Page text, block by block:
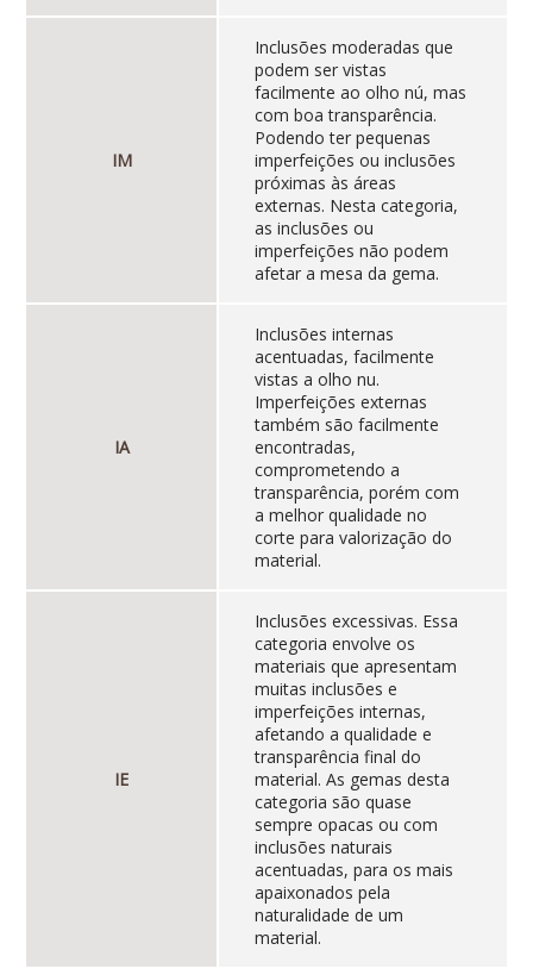
IM
Inclusões moderadas que
podem ser vistas
facilmente ao olho nú, mas
com boa transparência.
Podendo ter pequenas
imperfeições ou inclusões
próximas às áreas
externas. Nesta categoria,
as inclusões ou
imperfeições não podem
afetar a mesa da gema.
IA
Inclusões internas
acentuadas, facilmente
vistas a olho nu.
Imperfeições externas
também são facilmente
encontradas,
comprometendo a
transparência, porém com
a melhor qualidade no
corte para valorização do
material.
IE
Inclusões excessivas. Essa
categoria envolve os
materiais que apresentam
muitas inclusões e
imperfeições internas,
afetando a qualidade e
transparência final do
material. As gemas desta
categoria são quase
sempre opacas ou com
inclusões naturais
acentuadas, para os mais
apaixonados pela
naturalidade de um
material.